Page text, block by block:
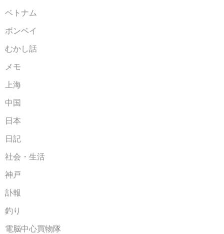
ベトナム
ボンベイ
むかし話
メモ
上海
中国
日本
日記
社会・生活
神戸
訃報
釣り
電脳中心買物隊